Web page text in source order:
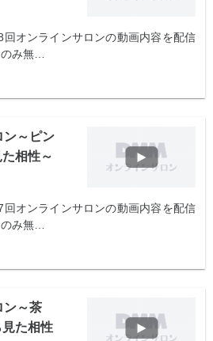
オンラインサロンの動画内容を配信
のみ無…
ン～ピン
相性～
オンラインサロンの動画内容を配信
のみ無…
ン～茶
た相性